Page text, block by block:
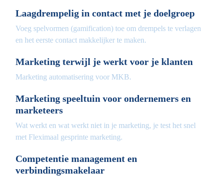
Laagdrempelig in contact met je doelgroep
Voeg spelvormen (gamification) toe om drempels te verlagen
en het eerste contact makkelijker te maken.
Marketing terwijl je werkt voor je klanten
Marketing automatisering voor MKB.
Marketing speeltuin voor ondernemers en
marketeers
Wat werkt en wat werkt niet in je marketing, je test het snel
met Fleximaal gesprinte marketing.
Competentie management en
verbindingsmakelaar